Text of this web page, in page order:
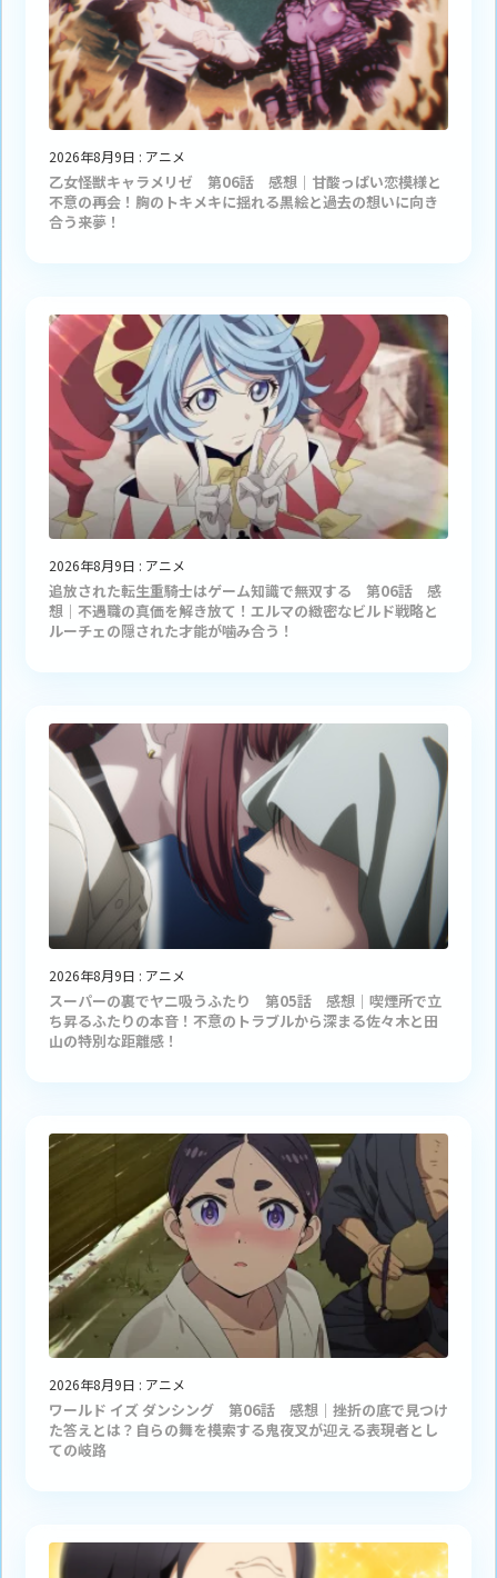
2026年8月9日 : アニメ
乙女怪獣キャラメリゼ 第06話 感想｜甘酸っぱい恋模様と
不意の再会！胸のトキメキに揺れる黒絵と過去の想いに向き
合う来夢！
2026年8月9日 : アニメ
追放された転生重騎士はゲーム知識で無双する 第06話 感
想｜不遇職の真価を解き放て！エルマの緻密なビルド戦略と
ルーチェの隠された才能が噛み合う！
2026年8月9日 : アニメ
スーパーの裏でヤニ吸うふたり 第05話 感想｜喫煙所で立
ち昇るふたりの本音！不意のトラブルから深まる佐々木と田
山の特別な距離感！
2026年8月9日 : アニメ
ワールド イズ ダンシング 第06話 感想｜挫折の底で見つけ
た答えとは？自らの舞を模索する鬼夜叉が迎える表現者とし
ての岐路